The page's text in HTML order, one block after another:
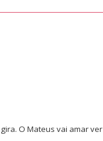
O Mateus vai amar ver